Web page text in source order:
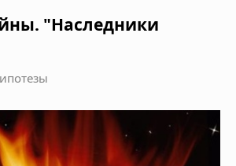
"Наследники